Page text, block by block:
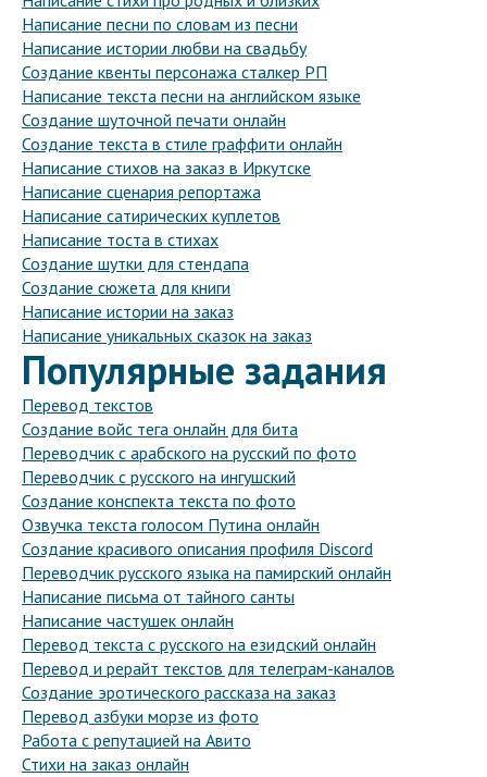
Написание песни по словам из песни
Написание истории любви на свадьбу
Создание квенты персонажа сталкер РП
Написание текста песни на английском языке
Создание шуточной печати онлайн
Создание текста в стиле граффити онлайн
Написание стихов на заказ в Иркутске
Написание сценария репортажа
Написание сатирических куплетов
Написание тоста в стихах
Создание шутки для стендапа
Создание сюжета для книги
Написание истории на заказ
Написание уникальных сказок на заказ
Популярные задания
Перевод текстов
Создание войс тега онлайн для бита
Переводчик с арабского на русский по фото
Переводчик с русского на ингушский
Создание конспекта текста по фото
Озвучка текста голосом Путина онлайн
Создание красивого описания профиля Discord
Переводчик русского языка на памирский онлайн
Написание письма от тайного санты
Написание частушек онлайн
Перевод текста с русского на езидский онлайн
Перевод и рерайт текстов для телеграм-каналов
Создание эротического рассказа на заказ
Перевод азбуки морзе из фото
Работа с репутацией на Авито
Стихи на заказ онлайн